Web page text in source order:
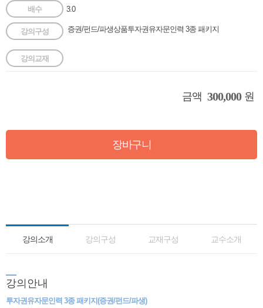
배수 3.0
강의구성 증권/펀드/파생상품투자권유자문인력 3종 패키지
강의교재
금액 300,000 원
장바구니
강의소개
강의안내
투자권유자문인력 3종 패키지(증권/펀드/파생)
강의구성 교재구성 교수소개